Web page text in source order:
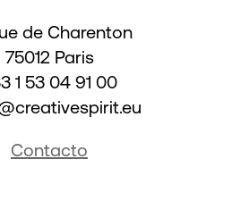
de Charenton
75012 Paris
1 53 04 91 00
Contacto